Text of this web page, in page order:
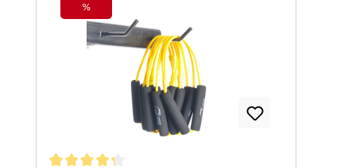
Rabatt
%